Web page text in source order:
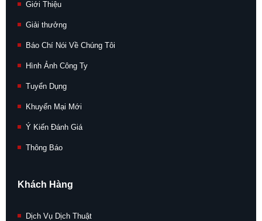
Giới Thiệu
Giải thưởng
Báo Chí Nói Về Chúng Tôi
Hình Ảnh Công Ty
Tuyển Dụng
Khuyến Mại Mới
Ý Kiến Đánh Giá
Thông Báo
Khách Hàng
Dịch Vụ Dịch Thuật